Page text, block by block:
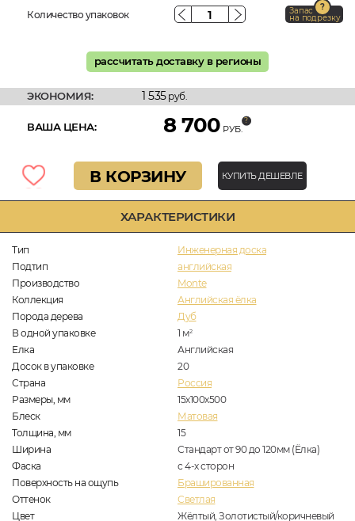
ХАРАКТЕРИСТИКИ
Тип
Инженерная доска
Подтип
английская
Производство
Monte
Коллекция
Английская ёлка
Порода дерева
Дуб
В одной упаковке
1 м2
Елка
Английская
Досок в упаковке
20
Страна
Россия
Размеры, мм
15х100х500
Блеск
Матовая
Толщина, мм
15
Ширина
Стандарт от 90 до 120мм (Ёлка)
Фаска
с 4-х сторон
Поверхность на ощупь
Брашированная
Оттенок
Светлая
Цвет
Жёлтый, Золотистый/коричневый
Количество упаковок Запас
на подрезку
рассчитать доставку в регионы
ЭКОНОМИЯ: 1 535руб.
ВАША ЦЕНА: 8 700 РУБ.
В КОРЗИНУ КУПИТЬ ДЕШЕВЛЕ